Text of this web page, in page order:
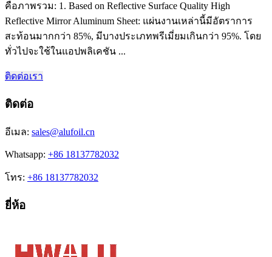
คือภาพรวม: 1. Based on Reflective Surface Quality High
Reflective Mirror Aluminum Sheet: แผ่นงานเหล่านี้มีอัตราการ
สะท้อนมากกว่า 85%, มีบางประเภทพรีเมี่ยมเกินกว่า 95%. โดย
ทั่วไปจะใช้ในแอปพลิเคชัน ...
ติดต่อเรา
ติดต่อ
อีเมล: sales@alufoil.cn
Whatsapp: +86 18137782032
โทร: +86 18137782032
ยี่ห้อ